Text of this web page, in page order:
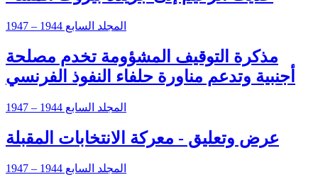
المجلد السابع 1944 – 1947
مذكرة التوقيف المشؤومة تخدم مصلحة
أجنبية وتدعم مناورة حلفاء النفوذ الفرنسي
المجلد السابع 1944 – 1947
عرض وتعليق - معركة الانتخابات المقبلة
المجلد السابع 1944 – 1947